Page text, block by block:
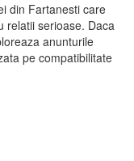
din Fartanesti care
relatii serioase. Daca
anunturile
pe compatibilitate